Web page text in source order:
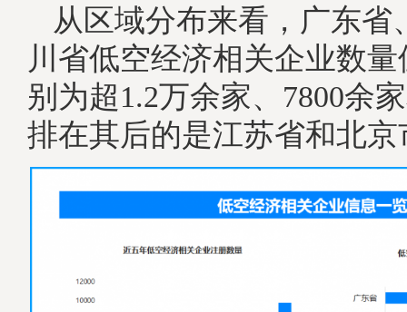
从区域分布来看，广东省
川省低空经济相关企业数
别为超1.2万余家、7800余
排在其后的是江苏省和北京